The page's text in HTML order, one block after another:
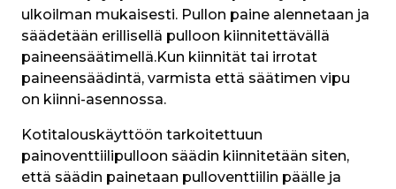
ulkoilman mukaisesti. Pullon paine alennetaan ja
säädetään erillisellä pulloon kiinnitettävällä
paineensäätimellä.Kun kiinnität tai irrotat
paineensäädintä, varmista että säätimen vipu
on kiinni-asennossa.
Kotitalouskäyttöön tarkoitettuun
painoventtiilipulloon säädin kiinnitetään siten,
että säädin painetaan pulloventtiilin päälle ja